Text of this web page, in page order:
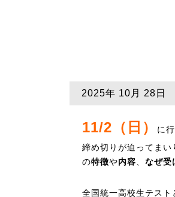
2025年 10月 28日
11/2（日） に
締め切りが迫ってまい
の特徴や内容 なぜ受
全国統一高校生テスト